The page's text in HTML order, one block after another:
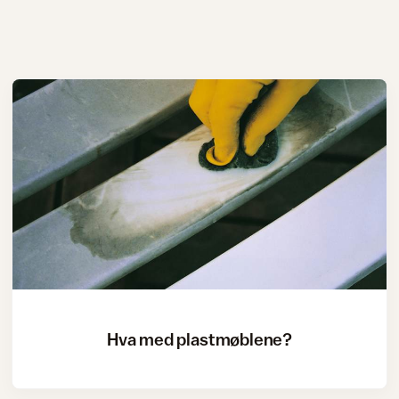
Hva med plastmøblene?